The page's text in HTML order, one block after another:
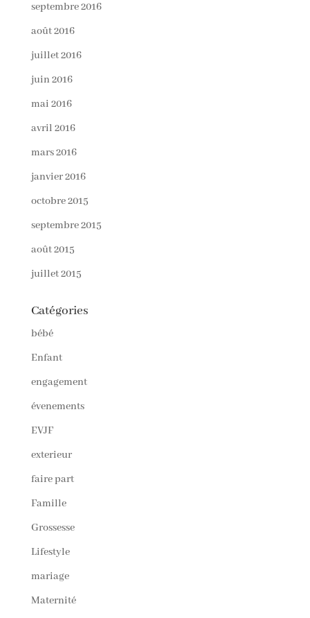
septembre 2016
août 2016
juillet 2016
juin 2016
mai 2016
avril 2016
mars 2016
janvier 2016
octobre 2015
septembre 2015
août 2015
juillet 2015
Catégories
bébé
Enfant
engagement
évenements
EVJF
exterieur
faire part
Famille
Grossesse
Lifestyle
mariage
Maternité